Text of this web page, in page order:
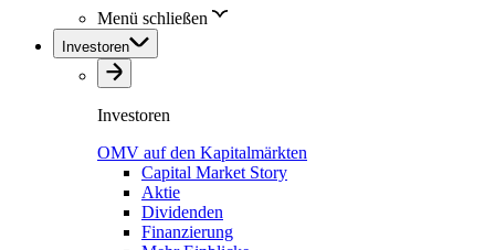
Menü schließen
Investoren
Investoren
OMV auf den Kapitalmärkten
Capital Market Story
Aktie
Dividenden
Finanzierung